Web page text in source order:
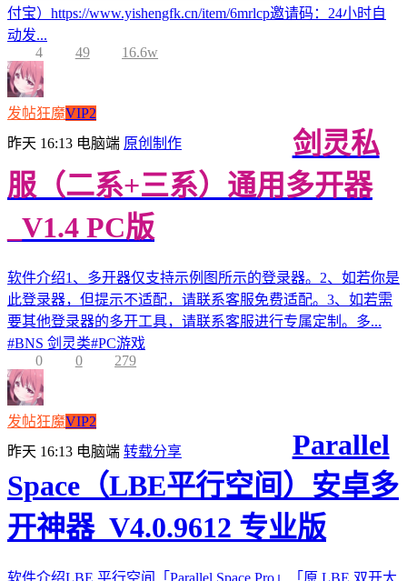
付宝）https://www.yishengfk.cn/item/6mrlcp邀请码：24小时自
动发...
4
49 16.6w
发帖狂魔VIP2
昨天 16:13 电脑端 原创制作
剑灵私
服（二系+三系）通用多开器
_V1.4 PC版
软件介绍1、多开器仅支持示例图所示的登录器。2、如若你是
此登录器，但提示不适配，请联系客服免费适配。3、如若需
要其他登录器的多开工具，请联系客服进行专属定制。多...
#BNS 剑灵类#PC游戏
0
0 279
发帖狂魔VIP2
昨天 16:13 电脑端 转载分享
Parallel
Space（LBE平行空间）安卓多
开神器_V4.0.9612 专业版
软件介绍LBE 平行空间「Parallel Space Pro」「原 LBE 双开大